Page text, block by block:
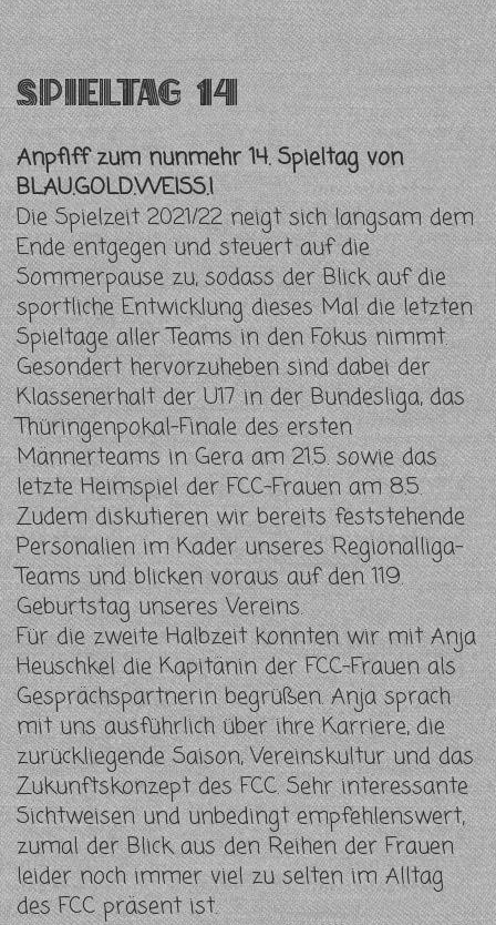
Spieltag 14
Anpfiff zum nunmehr 14. Spieltag von
BLAU.GOLD.WEISS.!
Die Spielzeit 2021/22 neigt sich langsam dem
Ende entgegen und steuert auf die
Sommerpause zu, sodass der Blick auf die
sportliche Entwicklung dieses Mal die letzten
Spieltage aller Teams in den Fokus nimmt.
Gesondert hervorzuheben sind dabei der
Klassenerhalt der U17 in der Bundesliga, das
Thüringenpokal-Finale des ersten
Männerteams in Gera am 21.5. sowie das
letzte Heimspiel der FCC-Frauen am 8.5.
Zudem diskutieren wir bereits feststehende
Personalien im Kader unseres Regionalliga-
Teams und blicken voraus auf den 119.
Geburtstag unseres Vereins.
Für die zweite Halbzeit konnten wir mit Anja
Heuschkel die Kapitänin der FCC-Frauen als
Gesprächspartnerin begrüßen. Anja sprach
mit uns ausführlich über ihre Karriere, die
zurückliegende Saison, Vereinskultur und das
Zukunftskonzept des FCC. Sehr interessante
Sichtweisen und unbedingt empfehlenswert,
zumal der Blick aus den Reihen der Frauen
leider noch immer viel zu selten im Alltag
des FCC präsent ist.